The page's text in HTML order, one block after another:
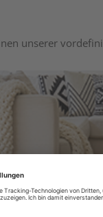
unserer